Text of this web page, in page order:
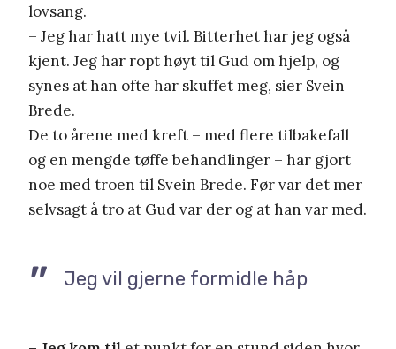
lovsang.
– Jeg har hatt mye tvil. Bitterhet har jeg også
kjent. Jeg har ropt høyt til Gud om hjelp, og
synes at han ofte har skuffet meg, sier Svein
Brede.
De to årene med kreft – med flere tilbakefall
og en mengde tøffe behandlinger – har gjort
noe med troen til Svein Brede. Før var det mer
selvsagt å tro at Gud var der og at han var med.
Jeg vil gjerne formidle håp